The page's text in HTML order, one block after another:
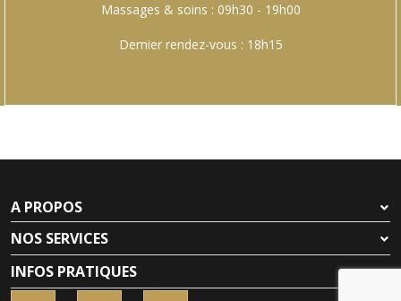
Massages & soins : 09h30 - 19h00
Dernier rendez-vous : 18h15
A PROPOS
NOS SERVICES
INFOS PRATIQUES